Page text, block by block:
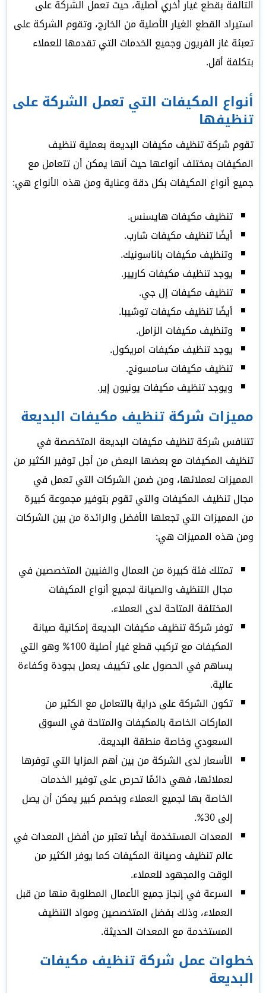
التالفة بقطع غيار أخري أصلية، حيث تعمل الشركة على
استيراد القطع الغيار الأصلية من الخارج، وتقوم الشركة على
تعبئة غاز الفريون وجميع الخدمات التي تقدمها للعملاء
بتكلفة أقل.
أنواع المكيفات التي تعمل الشركة على
تنظيفها
تقوم شركة تنظيف مكيفات البديعة بعملية تنظيف
المكيفات بمختلف أنواعها حيث أنها يمكن أن تتعامل مع
جميع أنواع المكيفات بكل دقة وعناية ومن هذه الأنواع هي:
تنظيف مكيفات هايسنس.
أيضًا تنظيف مكيفات شارب.
وتنظيف مكيفات باناسونيك.
يوجد تنظيف مكيفات كاريير.
تنظيف مكيفات إل جي.
أيضًا تنظيف مكيفات توشيبا.
وتنظيف مكيفات الزامل.
يوجد تنظيف مكيفات امريكول.
تنظيف مكيفات سامسونج.
ويوجد تنظيف مكيفات يونيون إير.
مميزات شركة تنظيف مكيفات البديعة
تتنافس شركة تنظيف مكيفات البديعة المتخصصة في
تنظيف المكيفات مع بعضها البعض من أجل توفير الكثير من
المميزات لعملائها، ومن ضمن الشركات التي تعمل في
مجال تنظيف المكيفات والتي تقوم بتوفير مجموعة كبيرة
من المميزات التي تجعلها الأفضل والرائدة من بين الشركات
ومن هذه المميزات هي:
تمتلك فئة كبيرة من العمال والفنيين المتخصصين في
مجال التنظيف والصيانة لجميع أنواع المكيفات
المختلفة المتاحة لدى العملاء.
توفر شركة تنظيف مكيفات البديعة إمكانية صيانة
المكيفات مع تركيب قطع غيار أصلية 100% وهو التي
يساهم في الحصول على تكييف يعمل بجودة وكفاءة
عالية.
تكون الشركة على دراية بالتعامل مع الكثير من
الماركات الخاصة بالمكيفات والمتاحة في السوق
السعودي وخاصة منطقة البديعة.
الأسعار لدى الشركة من بين أهم المزايا التي توفرها
لعملائها، فهي دائمًا تحرص على توفير الخدمات
الخاصة بها لجميع العملاء وبخصم كبير يمكن أن يصل
إلى 30%.
المعدات المستخدمة أيضًا تعتبر من أفضل المعدات في
عالم تنظيف وصيانة المكيفات كما يوفر الكثير من
الوقت والمجهود للعملاء.
السرعة في إنجاز جميع الأعمال المطلوبة منها من قبل
العملاء، وذلك بفضل المتخصصين ومواد التنظيف
المستخدمة مع المعدات الحديثة.
خطوات عمل شركة تنظيف مكيفات
البديعة